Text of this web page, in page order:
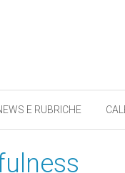
E RUBRICHE